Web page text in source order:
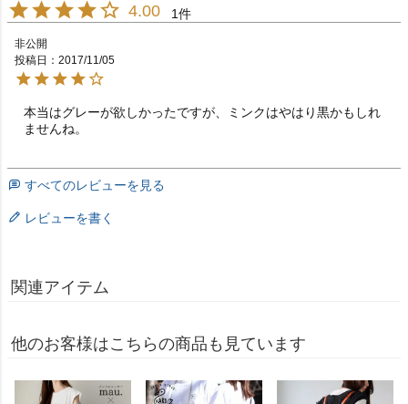
4.00 1
非公開
投稿日
2017/11/05
本当はグレーが欲しかったですが、ミンクはやはり黒かもしれ
ませんね。
すべてのレビューを見る
レビューを書く
関連アイテム
他のお客様はこちらの商品も見ています